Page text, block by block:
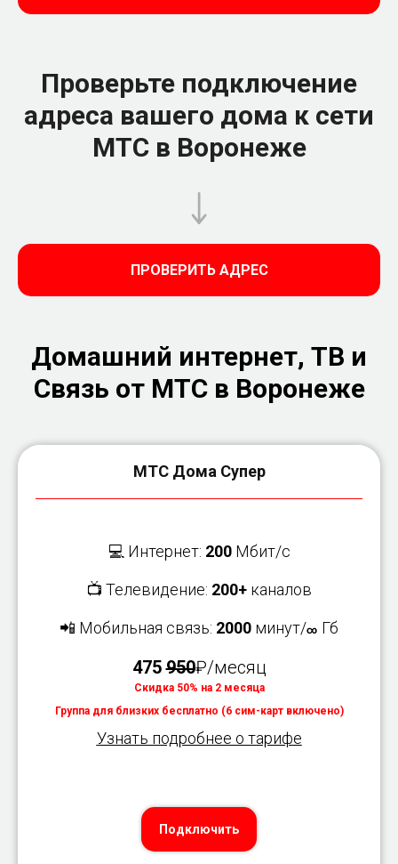
Проверьте подключение
адреса вашего дома к сети
МТС в Воронеже
ПРОВЕРИТЬ АДРЕС
Домашний интернет, ТВ и
Связь от МТС в Воронеже
МТС Дома Супер
💻 Интернет: 200Мбит/с
📺 Телевидение: 200+ каналов
📲 Мобильная связь: 2000 минут/∞ Гб
475950₽/месяц
Скидка 50% на 2 месяца
Группа для близких бесплатно (6 сим-карт включено)
Узнать подробнее о тарифе
Подключить